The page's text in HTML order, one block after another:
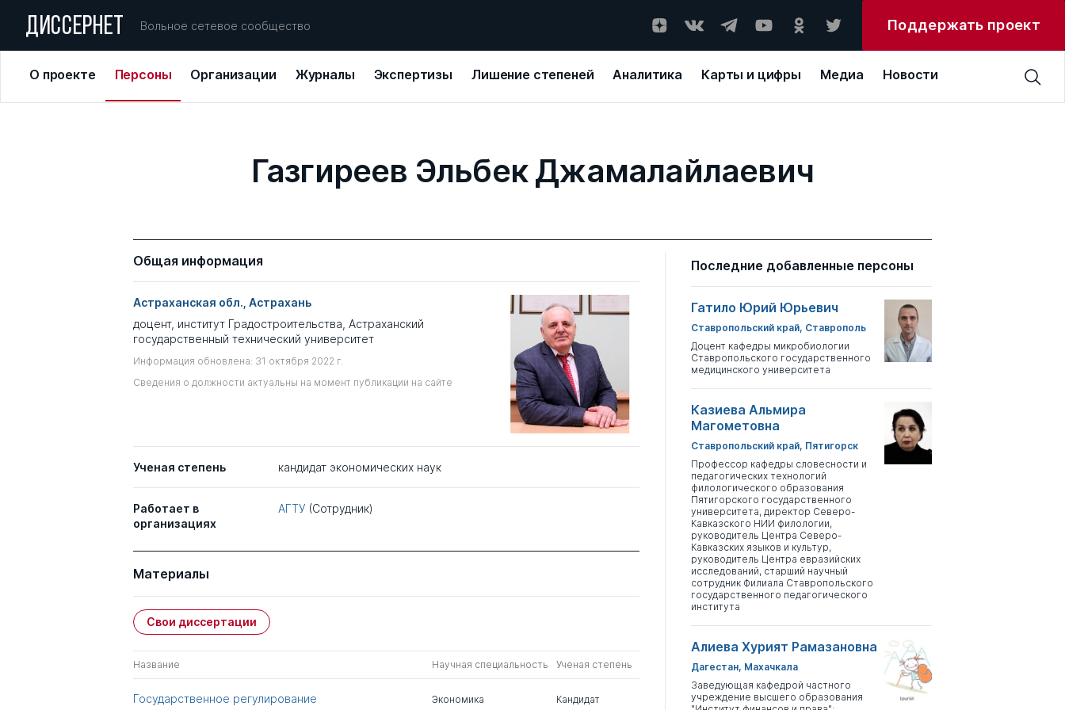
ДИССЕРНЕТ Вольное сетевое сообщество Поддержать проект
О проекте Персоны Организации Журналы Экспертизы Лишение степеней Аналитика Карты и цифры Медиа Новости
Газгиреев Эльбек Джамалайлаевич
Общая информация
Астраханская обл., Астрахань
доцент, институт Градостроительства, Астраханский
государственный технический университет
Информация обновлена: 31 октября 2022 г.
Сведения о должности актуальны на момент публикации на сайте
Ученая степень кандидат экономических наук
Работает в
организациях
АГТУ (Сотрудник)
Материалы
Свои диссертации
Название Научная специальность Ученая степень
Государственное регулирование
Экономика Кандидат
Последние добавленные персоны
Гатило Юрий Юрьевич
Ставропольский край, Ставрополь
Доцент кафедры микробиологии
Ставропольского государственного
медицинского университета
Казиева Альмира
Магометовна
Ставропольский край, Пятигорск
Профессор кафедры словесности и
педагогических технологий
филологического образования
Пятигорского государственного
университета, директор Северо-
Кавказского НИИ филологии,
руководитель Центра Северо-
Кавказских языков и культур,
руководитель Центра евразийских
исследований, старший научный
сотрудник Филиала Ставропольского
государственного педагогического
института
Алиева Хурият Рамазановна
Дагестан, Махачкала
Заведующая кафедрой частного
учреждение высшего образования